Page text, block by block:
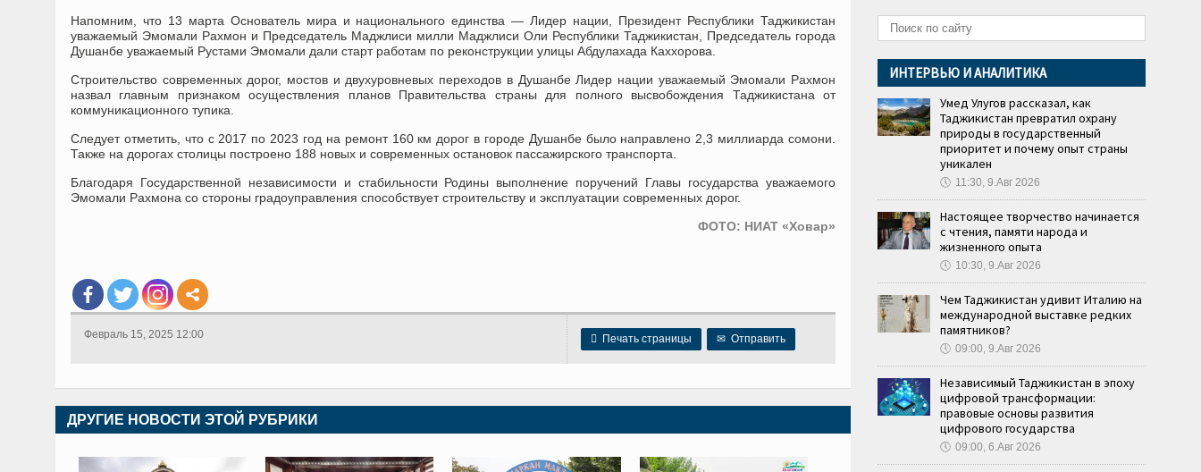
Напомним, что 13 марта Основатель мира и национального единства — Лидер нации, Президент Республики Таджикистан
уважаемый Эмомали Рахмон и Председатель Маджлиси милли Маджлиси Оли Республики Таджикистан, Председатель города
Душанбе уважаемый Рустами Эмомали дали старт работам по реконструкции улицы Абдулахада Каххорова.
Строительство современных дорог, мостов и двухуровневых переходов в Душанбе Лидер нации уважаемый Эмомали Рахмон
назвал главным признаком осуществления планов Правительства страны для полного высвобождения Таджикистана от
коммуникационного тупика.
Следует отметить, что с 2017 по 2023 год на ремонт 160 км дорог в городе Душанбе было направлено 2,3 миллиарда сомони.
Также на дорогах столицы построено 188 новых и современных остановок пассажирского транспорта.
Благодаря Государственной независимости и стабильности Родины выполнение поручений Главы государства уважаемого
Эмомали Рахмона со стороны градоуправления способствует строительству и эксплуатации современных дорог.
ФОТО: НИАТ «Ховар»
 Печать страницы ✉ Отправить
Февраль 15, 2025 12:00
ДРУГИЕ НОВОСТИ ЭТОЙ РУБРИКИ
ИНТЕРВЬЮ И АНАЛИТИКА
Умед Улугов рассказал, как
Таджикистан превратил охрану
природы в государственный
приоритет и почему опыт страны
уникален
🕔 11:30, 9.Авг 2026
Настоящее творчество начинается
с чтения, памяти народа и
жизненного опыта
🕔 10:30, 9.Авг 2026
Чем Таджикистан удивит Италию на
международной выставке редких
памятников?
🕔 09:00, 9.Авг 2026
Независимый Таджикистан в эпоху
цифровой трансформации:
правовые основы развития
цифрового государства
🕔 09:00, 6.Авг 2026